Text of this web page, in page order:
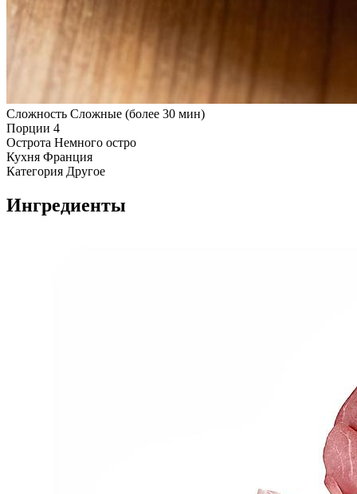
Сложность Сложные (более 30 мин)
Порции 4
Острота Немного остро
Кухня Франция
Категория Другое
Ингредиенты